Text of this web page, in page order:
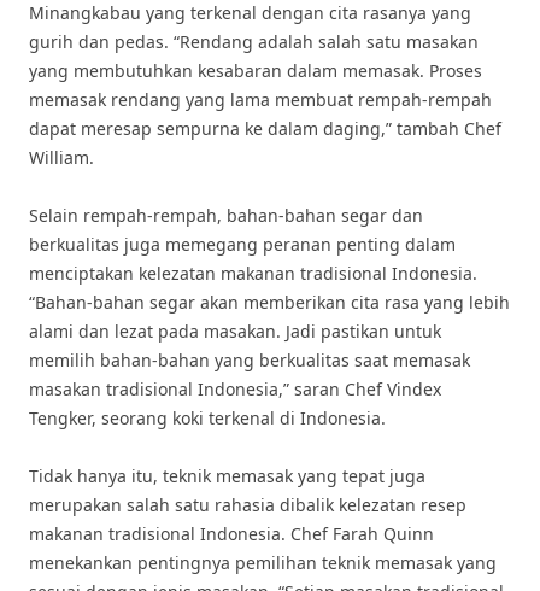
Minangkabau yang terkenal dengan cita rasanya yang
gurih dan pedas. “Rendang adalah salah satu masakan
yang membutuhkan kesabaran dalam memasak. Proses
memasak rendang yang lama membuat rempah-rempah
dapat meresap sempurna ke dalam daging,” tambah Chef
William.
Selain rempah-rempah, bahan-bahan segar dan
berkualitas juga memegang peranan penting dalam
menciptakan kelezatan makanan tradisional Indonesia.
“Bahan-bahan segar akan memberikan cita rasa yang lebih
alami dan lezat pada masakan. Jadi pastikan untuk
memilih bahan-bahan yang berkualitas saat memasak
masakan tradisional Indonesia,” saran Chef Vindex
Tengker, seorang koki terkenal di Indonesia.
Tidak hanya itu, teknik memasak yang tepat juga
merupakan salah satu rahasia dibalik kelezatan resep
makanan tradisional Indonesia. Chef Farah Quinn
menekankan pentingnya pemilihan teknik memasak yang